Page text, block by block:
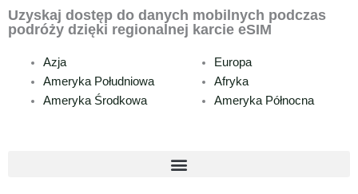
Uzyskaj dostęp do danych mobilnych podczas
podróży dzięki regionalnej karcie eSIM
Azja
Ameryka Południowa
Ameryka Środkowa
Europa
Afryka
Ameryka Północna